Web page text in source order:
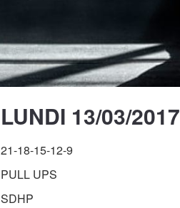
LUNDI 13/03/2017
21-18-15-12-9
PULL UPS
SDHP